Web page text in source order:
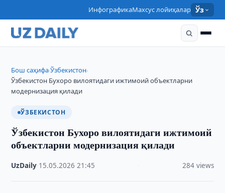
ИнфографикаМахсус лойиҳалар Ўз
Бош саҳифа›Ўзбекистон›
Ўзбекистон Бухоро вилоятидаги ижтимоий объектларни
модернизация қилади
ЎЗБЕКИСТОН
Ўзбекистон Бухоро вилоятидаги ижтимоий
объектларни модернизация қилади
UzDaily 15.05.2026 ·21:45 284 views